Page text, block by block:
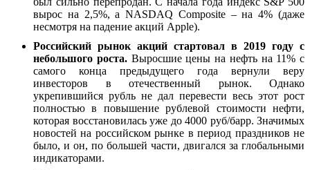
вырос на 2,5%, а NASDAQ Composite – на 4% (даже
несмотря на падение акций Apple).
Российский рынок акций стартовал в 2019 году с
небольшого роста. Выросшие цены на нефть на 11% с
самого конца предыдущего года вернули веру
инвесторов в отечественный рынок. Однако
укрепившийся рубль не дал перевести весь этот рост
полностью в повышение рублевой стоимости нефти,
которая восстановилась уже до 4000 руб/барр. Значимых
новостей на российском рынке в период праздников не
было, и он, по большей части, двигался за глобальными
индикаторами.